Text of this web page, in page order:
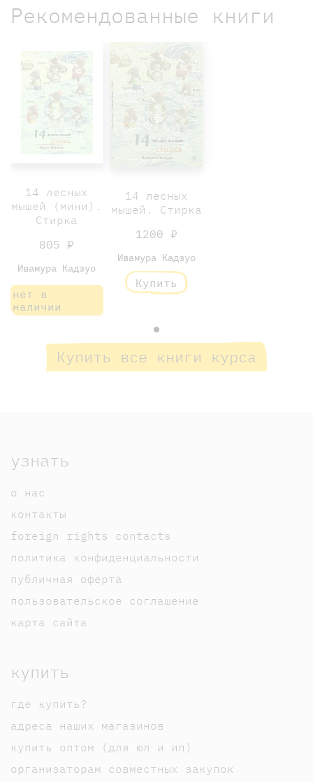
Рекомендованные книги
14 лесных
мышей (мини).
Стирка
805 ₽
Ивамура Кадзуо
нет в
наличии
14 лесных
мышей. Стирка
1200 ₽
Ивамура Кадзуо
Купить
Купить все книги курса
узнать
о нас
контакты
foreign rights contacts
политика конфиденциальности
публичная оферта
пользовательское соглашение
карта сайта
купить
где купить?
адреса наших магазинов
купить оптом (для юл и ип)
организаторам совместных закупок